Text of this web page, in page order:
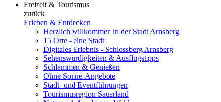
Freizeit & Tourismus
zurück
Erleben & Entdecken
Herzlich willkommen in der Stadt Arnsberg
15 Orte - eine Stadt
Digitales Erlebnis - Schlossberg Arnsberg
Sehenswürdigkeiten & Ausflugstipps
Schlemmen & Genießen
Ohne Sonne-Angebote
Stadt- und Eventführungen
Tourismusregion Sauerland